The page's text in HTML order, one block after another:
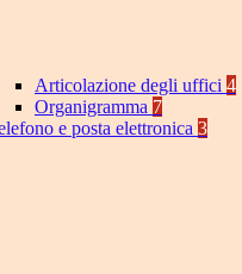
Articolazione degli uffici 4
Organigramma 7
e posta elettronica 3